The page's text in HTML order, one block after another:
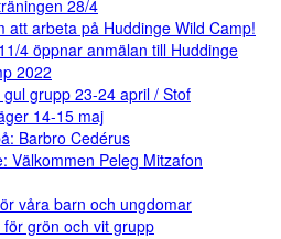
28/4
att arbeta på Huddinge Wild Camp!
4 öppnar anmälan till Huddinge
2022
grupp 23-24 april / Stof
14-15 maj
Barbro Cedérus
Välkommen Peleg Mitzafon
våra barn och ungdomar
för grön och vit grupp